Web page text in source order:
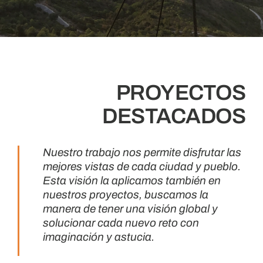
PROYECTOS
DESTACADOS
Nuestro trabajo nos permite disfrutar las
mejores vistas de cada ciudad y pueblo.
Esta visión la aplicamos también en
nuestros proyectos, buscamos la
manera de tener una visión global y
solucionar cada nuevo reto con
imaginación y astucia.